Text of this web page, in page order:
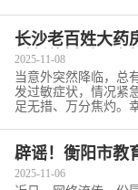
长沙老百姓大药
时刻伸援手，守
2025-11-08
当意外突然降临，总
发过敏症状，情况紧
足无措、万分焦灼。
辟谣！衡阳市教
2025-11-06